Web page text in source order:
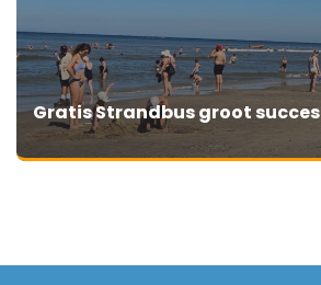
Gratis Strandbus groot succes